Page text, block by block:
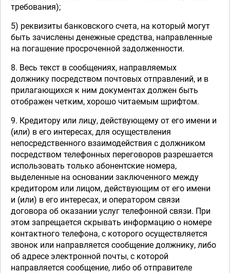
требования);
5) реквизиты банковского счета, на который могут
быть зачислены денежные средства, направленные
на погашение просроченной задолженности.
8. Весь текст в сообщениях, направляемых
должнику посредством почтовых отправлений, и в
прилагающихся к ним документах должен быть
отображен четким, хорошо читаемым шрифтом.
9. Кредитору или лицу, действующему от его имени и
(или) в его интересах, для осуществления
непосредственного взаимодействия с должником
посредством телефонных переговоров разрешается
использовать только абонентские номера,
выделенные на основании заключенного между
кредитором или лицом, действующим от его имени
и (или) в его интересах, и оператором связи
договора об оказании услуг телефонной связи. При
этом запрещается скрывать информацию о номере
контактного телефона, с которого осуществляется
звонок или направляется сообщение должнику, либо
об адресе электронной почты, с которой
направляется сообщение, либо об отправителе